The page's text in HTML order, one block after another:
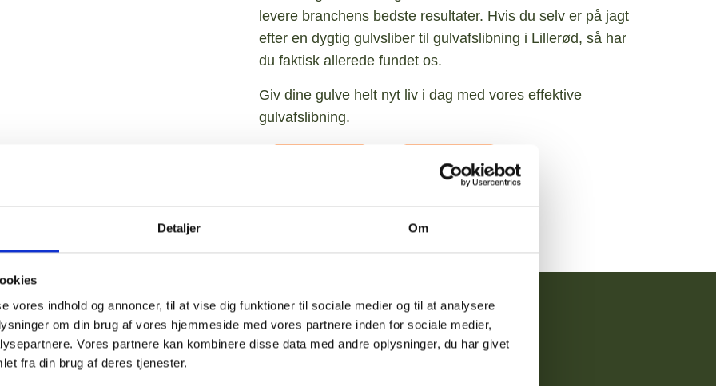
Detaljer Om
vores indhold og annoncer, til at vise dig funktioner til sociale medier og til at analysere
om din brug af vores hjemmeside med vores partnere inden for sociale medier,
Vores partnere kan kombinere disse data med andre oplysninger, du har givet
fra din brug af deres tjenester.
levere branchens bedste resultater. Hvis du selv er på jagt
efter en dygtig gulvsliber til gulvafslibning i Lillerød, så har
du faktisk allerede fundet os.
Giv dine gulve helt nyt liv i dag med vores effektive
gulvafslibning.
Hent tilbud